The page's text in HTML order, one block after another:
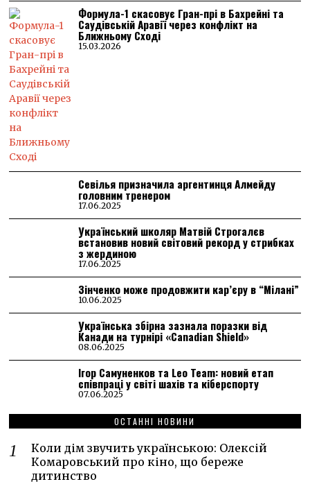
Формула-1 скасовує Гран-прі в Бахрейні та
Саудівській Аравії через конфлікт на
Ближньому Сході
15.03.2026
Севілья призначила аргентинця Алмейду
головним тренером
17.06.2025
Український школяр Матвій Строгалєв
встановив новий світовий рекорд у стрибках
з жердиною
17.06.2025
Зінченко може продовжити кар’єру в “Мілані”
10.06.2025
Українська збірна зазнала поразки від
Канади на турнірі «Canadian Shield»
08.06.2025
Ігор Самуненков та Leo Team: новий етап
співпраці у світі шахів та кіберспорту
07.06.2025
ОСТАННІ НОВИНИ
Коли дім звучить українською: Олексій
Комаровський про кіно, що береже
дитинство